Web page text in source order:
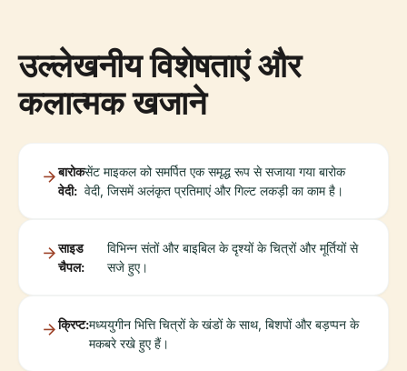
उल्लेखनीय विशेषताएं और
कलात्मक खजाने
बारोक
वेदी:
सेंट माइकल को समर्पित एक समृद्ध रूप से सजाया गया बारोक
वेदी, जिसमें अलंकृत प्रतिमाएं और गिल्ट लकड़ी का काम है।
साइड
चैपल:
विभिन्न संतों और बाइबिल के दृश्यों के चित्रों और मूर्तियों से
सजे हुए।
क्रिप्ट:मध्ययुगीन भित्ति चित्रों के खंडों के साथ, बिशपों और बड़प्पन के
मकबरे रखे हुए हैं।